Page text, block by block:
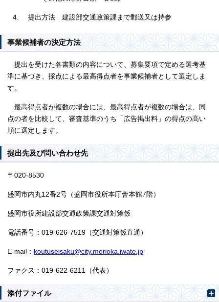
提出方法 建設部交通政策課まで郵送又は持参
事業候補者の決定方法
提出を受けた各書類の内容について、募集要項で定める選考基
準に基づき、採点による最高得点者を事業候補者として選定しま
す。
最高得点者が複数の場合には、最高得点者が複数の場合は、同
点の者を比較して、審査基準のうち「広告掲出料」の得点の高い
順に選定します。
提出先及び問い合わせ先
〒020-8530
盛岡市内丸12番2号（盛岡市役所本庁舎本館7階）
盛岡市役所建設部交通政策課交通対策係
電話番号：019-626-7519（交通対策係直通）
E-mail： koutuseisaku@city.morioka.iwate.jp
ファクス：019-622-6211（代表）
添付ファイル